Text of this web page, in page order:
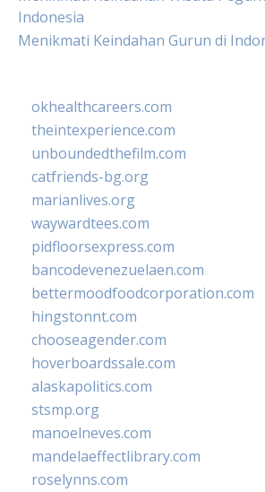
Indonesia
Menikmati Keindahan Gurun di
okhealthcareers.com
theintexperience.com
unboundedthefilm.com
catfriends-bg.org
marianlives.org
waywardtees.com
pidfloorsexpress.com
bancodevenezuelaen.com
bettermoodfoodcorporation.com
hingstonnt.com
chooseagender.com
hoverboardssale.com
alaskapolitics.com
stsmp.org
manoelneves.com
mandelaeffectlibrary.com
roselynns.com